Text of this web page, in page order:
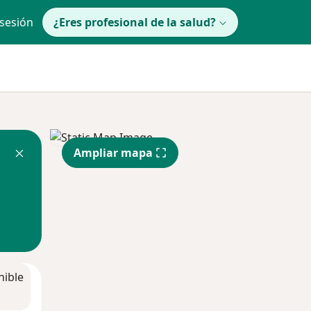
¿Eres profesional de la salud?
Ampliar mapa